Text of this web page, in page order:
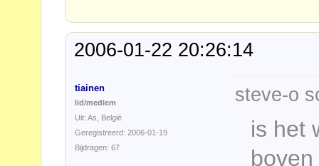
2006-01-22 20:26:14
tiainen
lid/medlem
Uit: As, België
Geregistreerd: 2006-01-19
Bijdragen: 67
steve-o
is het